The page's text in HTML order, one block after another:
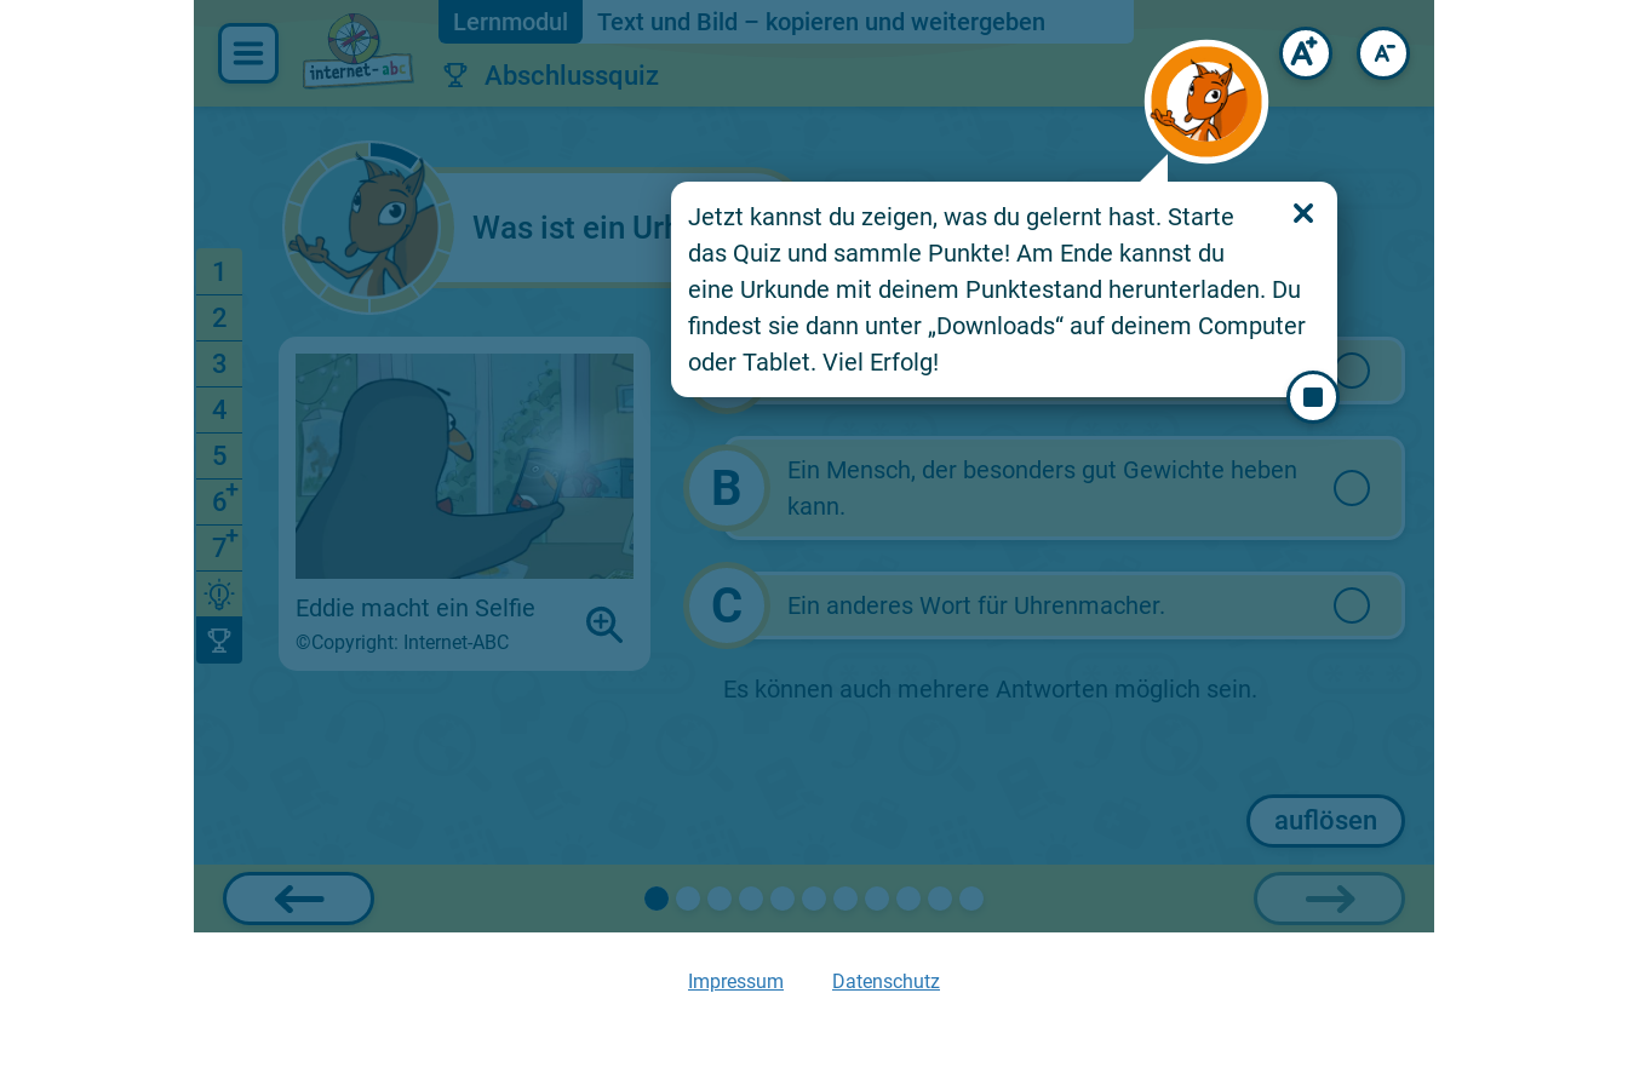
Text und Bild – kopieren und weitergeben
Abschlussquiz
Jetzt kannst du zeigen, was du gelernt hast. Starte
das Quiz und sammle Punkte! Am Ende kannst du
eine Urkunde mit deinem Punktestand herunterladen. Du
findest sie dann unter „Downloads“ auf deinem Computer
oder Tablet. Viel Erfolg!
1
2
3
4
5
6
7
Was ist ein Urheber?
Eddie macht ein Selfie
©Copyright: Internet-ABC
Eine Person, die ein eigenes Werk schafft.
Ein Mensch, der besonders gut Gewichte heben
kann.
Ein anderes Wort für Uhrenmacher.
Es können auch mehrere Antworten möglich sein.
auflösen
Impressum Datenschutz